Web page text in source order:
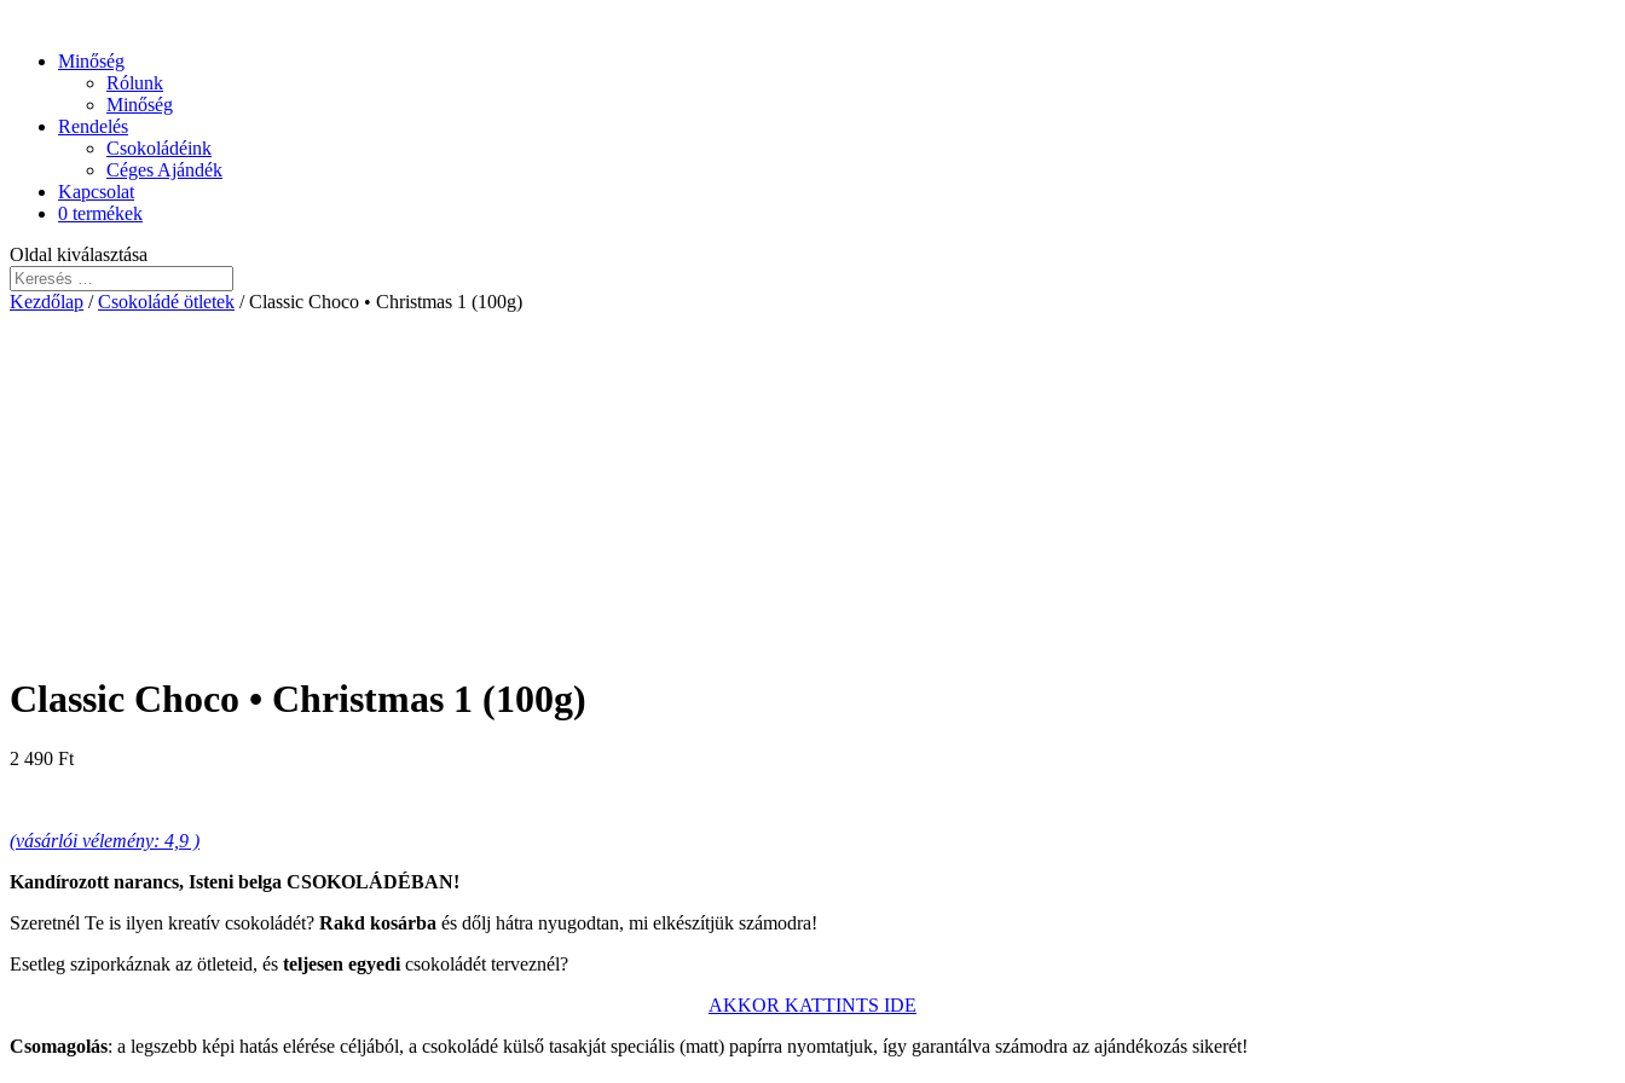
Minőség
Rólunk
Minőség
Rendelés
Csokoládéink
Céges Ajándék
Kapcsolat
0 termékek
Oldal kiválasztása
Kezdőlap /Csokoládé ötletek / Classic Choco • Christmas 1 (100g)
Classic Choco • Christmas 1 (100g)
2 490 Ft
(vásárlói vélemény: 4,9 )
Kandírozott narancs, Isteni belga CSOKOLÁDÉBAN!
Szeretnél Te is ilyen kreatív csokoládét? Rakd kosárba és dőlj hátra nyugodtan, mi elkészítjük számodra!
Esetleg sziporkáznak az ötleteid, és teljesen egyedi csokoládét terveznél?
AKKOR KATTINTS IDE
Csomagolás: a legszebb képi hatás elérése céljából, a csokoládé külső tasakját speciális (matt) papírra nyomtatjuk, így garantálva számodra az ajándékozás sikerét!